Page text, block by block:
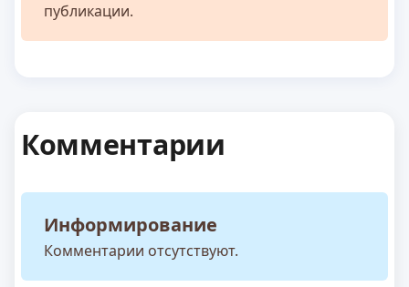
публикации.
Комментарии
Информирование
Комментарии отсутствуют.